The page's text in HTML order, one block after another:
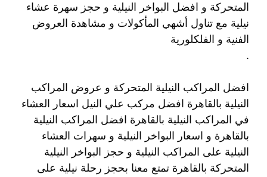
المتحركة و افضل البواخر النيلية و حجز سهرة عشاء
نيلية مع تناول أشهي المأكولات و مشاهدة العروض
الفنية و الفلكلورية
.
افضل المراكب النيلية المتحركة و عروض المراكب
النيلية بالقاهرة افضل مركب علي النيل اسعار العشاء
في المراكب النيلية بالقاهرة افضل المراكب النيلية
بالقاهرة و اسعار البواخر النيلية و سهرات العشاء
النيلية على المراكب النيلية و حجز البواخر النيلية
المتحركة بالقاهرة تمتع معنا بحجز رحلة نيلية على